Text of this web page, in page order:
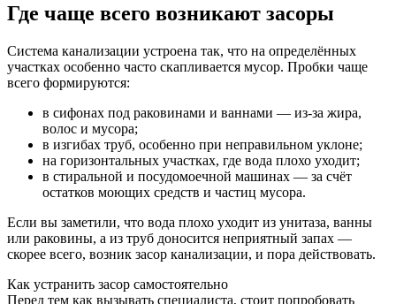
Где чаще всего возникают засоры
Система канализации устроена так, что на определённых
участках особенно часто скапливается мусор. Пробки чаще
всего формируются:
в сифонах под раковинами и ваннами — из-за жира,
волос и мусора;
в изгибах труб, особенно при неправильном уклоне;
на горизонтальных участках, где вода плохо уходит;
в стиральной и посудомоечной машинах — за счёт
остатков моющих средств и частиц мусора.
Если вы заметили, что вода плохо уходит из унитаза, ванны
или раковины, а из труб доносится неприятный запах —
скорее всего, возник засор канализации, и пора действовать.
Как устранить засор самостоятельно
Перед тем как вызывать специалиста, стоит попробовать